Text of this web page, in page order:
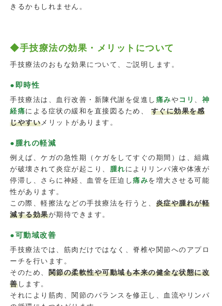
きるかもしれません。
◆手技療法の効果・メリットについて
手技療法のおもな効果について、ご説明します。
●即時性
手技療法は、血行改善・新陳代謝を促進し 痛みやコリ
神
経痛による症状の緩和を直接図るため、 すぐに効果を感
じやすい メリットがあります。
●腫れの軽減
例えば、ケガの急性期（ケガをしてすぐの期間）は、組織
が破壊されて炎症が起こり、 腫れによりリンパ液や体液が
停滞し、さらに神経、血管を圧迫し痛みを増大させる可能
性があります。
この際、軽擦法などの手技療法を行うと、 炎症や腫れが軽
減する効果が期待できます。
●可動域改善
手技療法では、筋肉だけではなく、脊椎や関節へのアプロ
ーチを行います。
そのため、 関節の柔軟性や可動域も本来の健全な状態に改
善します。
それにより筋肉、関節のバランスを修正し、血流やリンパ